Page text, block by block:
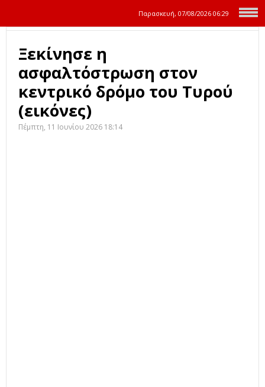
Παρασκευή, 07/08/2026 06:29
Ξεκίνησε η
ασφαλτόστρωση στον
κεντρικό δρόμο του Τυρού
(εικόνες)
Πέμπτη, 11 Ιουνίου 2026 18:14